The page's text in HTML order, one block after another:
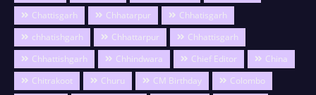
Chattisgarh
Chhatarpur
Chhatisgarh
chhatishgarh
Chhattarpur
Chhattisgarh
Chhattishgarh
Chhindwara Chief Editor
China
Chitrakoot
Churu CM Birthday
Colombo